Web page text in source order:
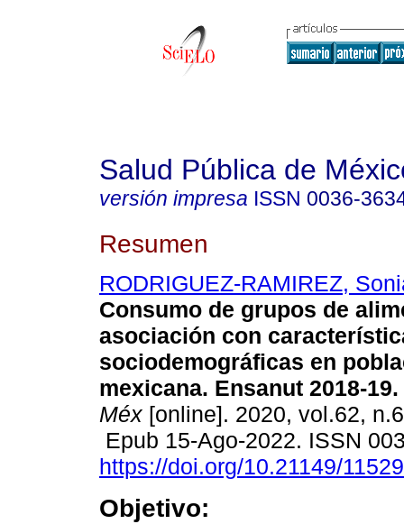
Salud Pública de
versión impresa ISSN 0036-
Resumen
RODRIGUEZ-RAMIREZ,
Consumo de grupos de
asociación con
sociodemográficas en
mexicana. Ensanut 2018-19.
Méx [online]. 2020, vol.62,
Epub 15-Ago-2022. ISSN
https://doi.org/10.21149/11529
Objetivo: